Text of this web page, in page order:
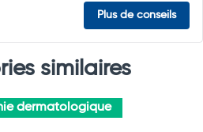
Plus de conseils
similaires
dermatologique